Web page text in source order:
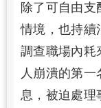
除了可自由
情境，也持續
調查職場內耗
人崩潰的第
息，被迫處理